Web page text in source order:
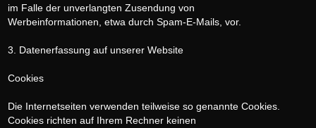
im Falle der unverlangten Zusendung von
Werbeinformationen, etwa durch Spam-E-Mails, vor.
3. Datenerfassung auf unserer Website
Cookies
Die Internetseiten verwenden teilweise so genannte Cookies.
Cookies richten auf Ihrem Rechner keinen